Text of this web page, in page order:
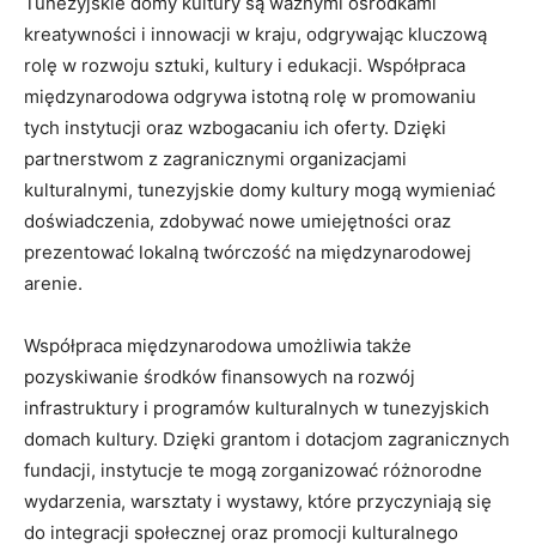
kreatywności i innowacji w kraju, odgrywając kluczową
rolę w rozwoju sztuki, kultury i edukacji. Współpraca
międzynarodowa odgrywa istotną rolę w promowaniu ​
tych instytucji oraz wzbogacaniu ich oferty. Dzięki
partnerstwom z zagranicznymi organizacjami‌
kulturalnymi, tunezyjskie domy kultury mogą wymieniać
doświadczenia, zdobywać nowe umiejętności oraz
‍prezentować lokalną twórczość na międzynarodowej
arenie.
Współpraca międzynarodowa umożliwia także
pozyskiwanie środków finansowych na rozwój‌
infrastruktury i programów kulturalnych w tunezyjskich
domach kultury. Dzięki grantom i dotacjom zagranicznych
fundacji, instytucje te mogą zorganizować różnorodne
wydarzenia, ‍warsztaty i wystawy, które przyczyniają się
do⁣ integracji społecznej oraz promocji kulturalnego